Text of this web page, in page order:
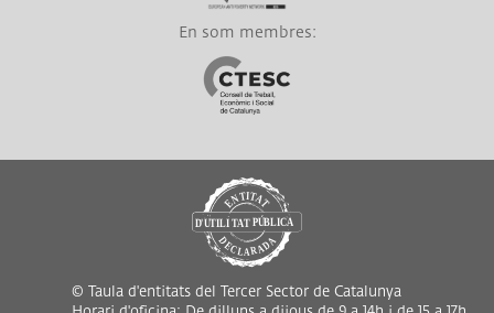
En som membres:
Link a CTESC
© Taula d'entitats del Tercer Sector de Catalunya